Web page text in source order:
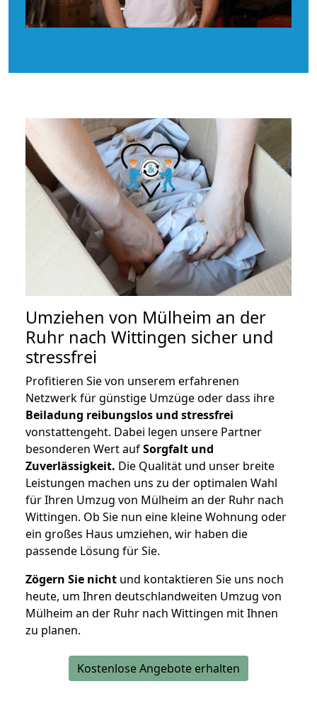
Umziehen von Mülheim an der
Ruhr nach Wittingen sicher und
stressfrei
Profitieren Sie von unserem erfahrenen
Netzwerk für günstige Umzüge oder dass ihre
Beiladung reibungslos und stressfrei
vonstattengeht. Dabei legen unsere Partner
besonderen Wert aufSorgfalt und
Zuverlässigkeit. Die Qualität und unser breite
Leistungen machen uns zu der optimalen Wahl
für Ihren Umzug von Mülheim an der Ruhr nach
Wittingen. Ob Sie nun eine kleine Wohnung oder
ein großes Haus umziehen, wir haben die
passende Lösung für Sie.
Zögern Sie nicht und kontaktieren Sie uns noch
heute, um Ihren deutschlandweiten Umzug von
Mülheim an der Ruhr nach Wittingen mit Ihnen
zu planen.
Kostenlose Angebote erhalten